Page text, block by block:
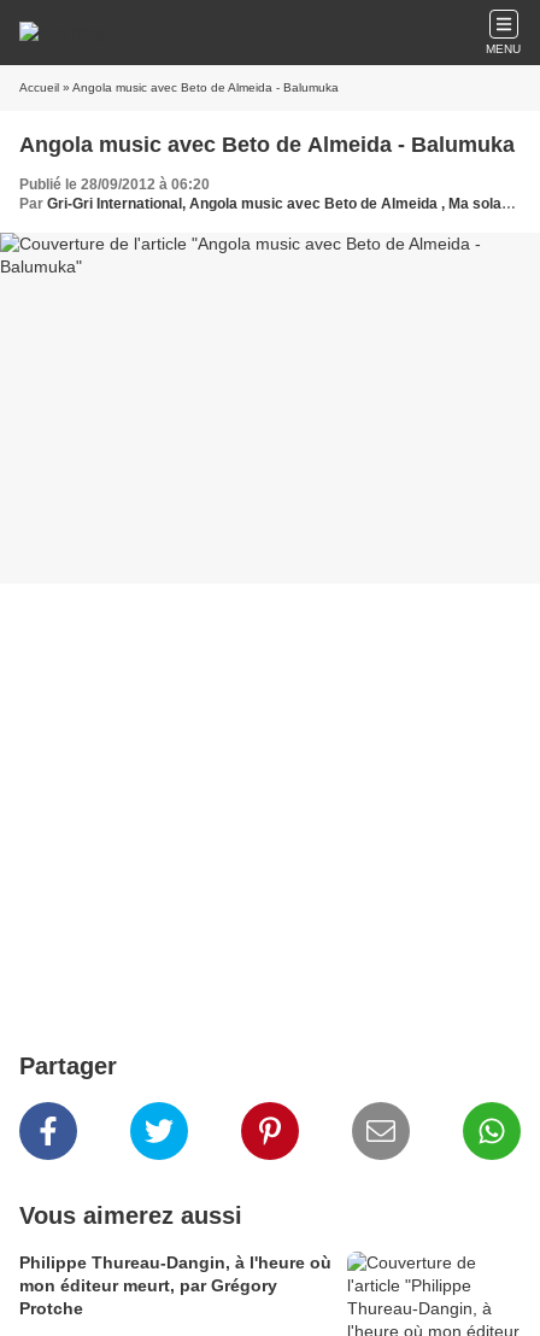
MENU
Accueil » Angola music avec Beto de Almeida - Balumuka
Angola music avec Beto de Almeida - Balumuka
Publié le 28/09/2012 à 06:20
Par Gri-Gri International, Angola music avec Beto de Almeida , Ma solange Oussou,
Partager
Vous aimerez aussi
Philippe Thureau-Dangin, à l'heure où
mon éditeur meurt, par Grégory
Protche